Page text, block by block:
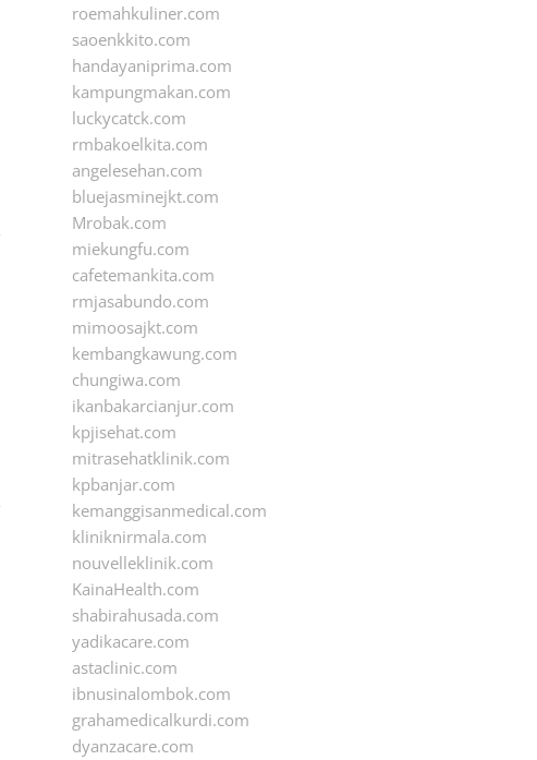
roemahkuliner.com
saoenkkito.com
handayaniprima.com
kampungmakan.com
luckycatck.com
rmbakoelkita.com
angelesehan.com
bluejasminejkt.com
Mrobak.com
miekungfu.com
cafetemankita.com
rmjasabundo.com
mimoosajkt.com
kembangkawung.com
chungiwa.com
ikanbakarcianjur.com
kpjisehat.com
mitrasehatklinik.com
kpbanjar.com
kemanggisanmedical.com
kliniknirmala.com
nouvelleklinik.com
KainaHealth.com
shabirahusada.com
yadikacare.com
astaclinic.com
ibnusinalombok.com
grahamedicalkurdi.com
dyanzacare.com